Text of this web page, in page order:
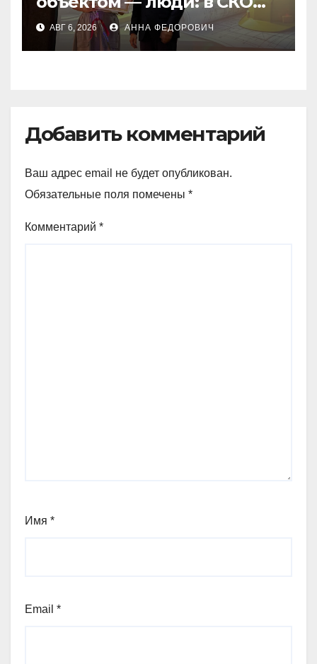
чествовали строителей
АВГ 6, 2026 АННА ФЕДОРОВИЧ
Добавить комментарий
Ваш адрес email не будет опубликован.
Обязательные поля помечены *
Комментарий *
Имя *
Email *